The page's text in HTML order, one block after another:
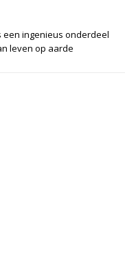
een ingenieus onderdeel
leven op aarde